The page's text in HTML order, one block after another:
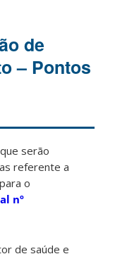
de
– Pontos
serão
referente a
o
nº
de saúde e